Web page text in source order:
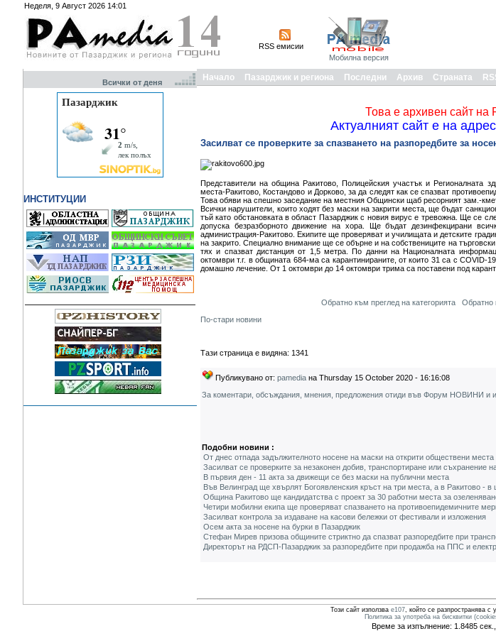
Неделя, 9 Август 2026 14:01
RSS емисии
Мобилна версия
Всички от деня
ИНСТИТУЦИИ
Начало Пазарджик и региона Последни Архив Страната
Това е архивен сайт на
Актуалният сайт е на
Засилват се проверките за спазването на разпоредбите за
Представители на община Ракитово, Полицейския участък и Регионалната
места-Ракитово, Костандово и Дорково, за да следят как се спазват
Това обяви на спешно заседание на местния Общински щаб ресорният зам.-
Всички нарушители, които ходят без маски на закрити места, ще бъдат
тъй като обстановката в област Пазарджик с новия вирус е тревожна. Ще се
допуска безразборното движение на хора. Ще бъдат дезинфекцирани
администрация-Ракитово. Екипите ще проверяват и училищата и детските
на закрито. Специално внимание ще се обърне и на собствениците на
тях и спазват дистанция от 1,5 метра. По данни на Националната
октомври т.г. в общината 684-ма са карантинираните, от които 31 са с
домашно лечение. От 1 октомври до 14 октомври трима са поставени под
Обратно към преглед на категорията
Обратно
По-стари новини
Тази страница е видяна: 1341
Публикувано от: pamedia на Thursday 15 October 2020 - 16:16:08
За коментари, обсъждания, мнения, предложения отиди във Форум НОВИНИ и
Подобни новини :
От днес отпада задължителното носене на маски на открити обществени места
Засилват се проверките за незаконен добив, транспортиране или съхранение
В първия ден - 11 акта за движещи се без маски на публични места
Във Велинград ще хвърлят Богоявленския кръст на три места, а в Ракитово - в
Община Ракитово ще кандидатства с проект за 30 работни места за
Четири мобилни екипа ще проверяват спазването на противоепидемичните
Засилват контрола за издаване на касови бележки от фестивали и изложения
Осем акта за носене на бурки в Пазарджик
Стефан Мирев призова общините стриктно да спазват разпоредбите при
Директорът на РДСП-Пазарджик за разпоредбите при продажба на ППС и
Този сайт използва e107, който се разпространява с
Политика за употреба на бисквитки
Време за изпълнение: 1.8485 сек.,